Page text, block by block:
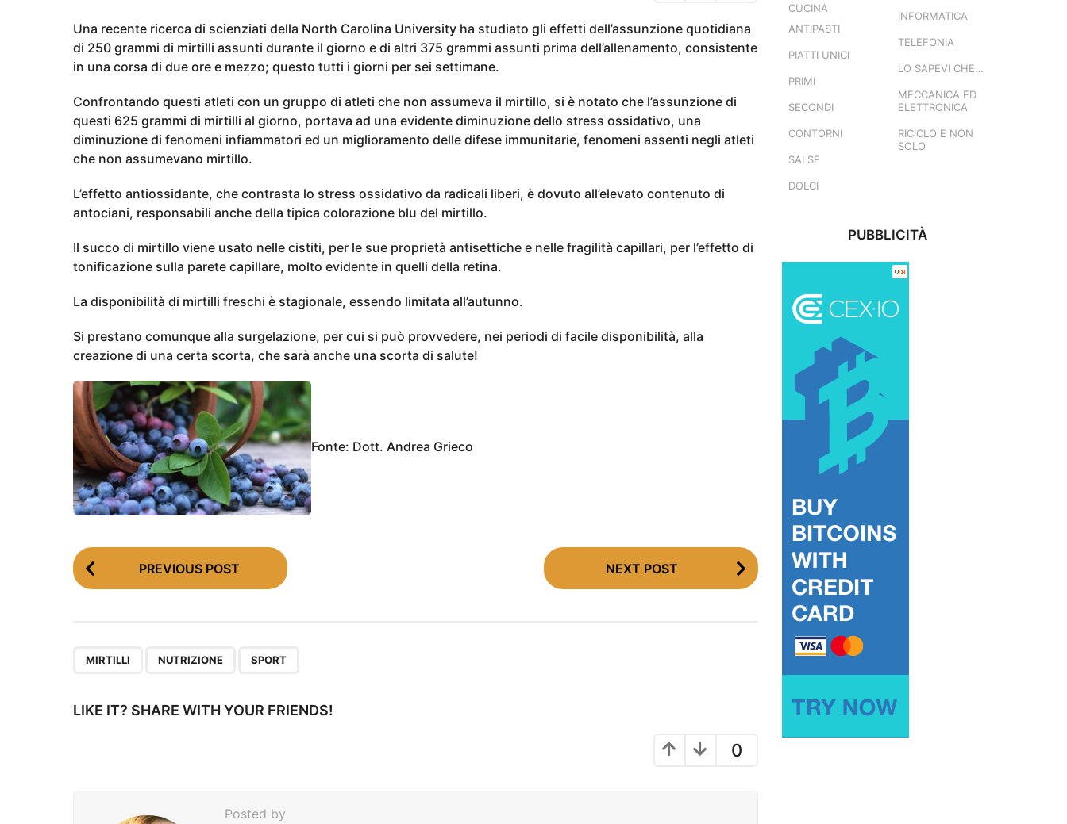
n
n
i
a
o
a
o
Una recente ricerca di scienziati della North Carolina University ha studiato gli effetti dell’assunzione quotidiana
di 250 grammi di mirtilli assunti durante il giorno e di altri 375 grammi assunti prima dell’allenamento, consistente
in una corsa di due ore e mezzo; questo tutti i giorni per sei settimane.
Confrontando questi atleti con un gruppo di atleti che non assumeva il mirtillo, si è notato che l’assunzione di
questi 625 grammi di mirtilli al giorno, portava ad una evidente diminuzione dello stress ossidativo, una
diminuzione di fenomeni infiammatori ed un miglioramento delle difese immunitarie, fenomeni assenti negli atleti
che non assumevano mirtillo.
L’effetto antiossidante, che contrasta lo stress ossidativo da radicali liberi, è dovuto all’elevato contenuto di
antociani, responsabili anche della tipica colorazione blu del mirtillo.
Il succo di mirtillo viene usato nelle cistiti, per le sue proprietà antisettiche e nelle fragilità capillari, per l’effetto di
tonificazione sulla parete capillare, molto evidente in quelli della retina.
La disponibilità di mirtilli freschi è stagionale, essendo limitata all’autunno.
Si prestano comunque alla surgelazione, per cui si può provvedere, nei periodi di facile disponibilità, alla
creazione di una certa scorta, che sarà anche una scorta di salute!
Fonte: Dott. Andrea Grieco
P
o
P
g
PREVIOUS POST NEXT POST
MIRTILLI NUTRIZIONE SPORT
LIKE IT? SHARE WITH YOUR FRIENDS!
0
Posted by
CUCINA
ANTIPASTI
PIATTI UNICI
PRIMI
SECONDI
CONTORNI
SALSE
DOLCI
INFORMATICA
TELEFONIA
LO SAPEVI CHE…
MECCANICA ED
ELETTRONICA
RICICLO E NON
SOLO
PUBBLICITÀ